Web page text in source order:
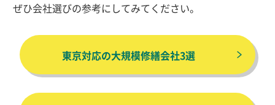
ぜひ会社選びの参考にしてみてください。
東京対応の大規模修繕会社3選